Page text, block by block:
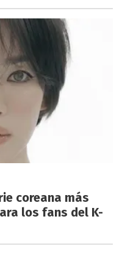
coreana más
los fans del K-